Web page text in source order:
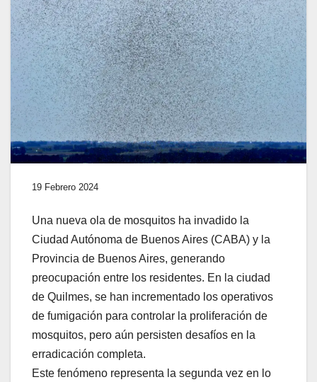
19 Febrero 2024
Una nueva ola de mosquitos ha invadido la
Ciudad Autónoma de Buenos Aires (CABA) y la
Provincia de Buenos Aires, generando
preocupación entre los residentes. En la ciudad
de Quilmes, se han incrementado los operativos
de fumigación para controlar la proliferación de
mosquitos, pero aún persisten desafíos en la
erradicación completa.
Este fenómeno representa la segunda vez en lo